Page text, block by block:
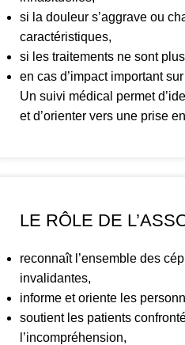
si la douleur s’aggrave ou
caractéristiques,
si les traitements ne sont
en cas d’impact important
Un suivi médical permet
et d’orienter vers une prise
LE RÔLE DE
reconnaît l’ensemble des
invalidantes,
informe et oriente les
soutient les patients
l’incompréhension,